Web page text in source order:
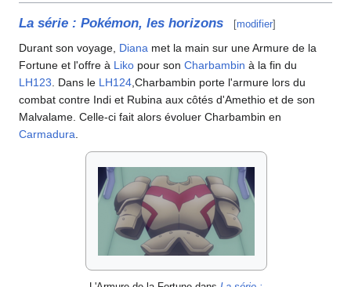
La série : Pokémon, les horizons [modifier]
Durant son voyage, Diana met la main sur une Armure de la
Fortune et l'offre à Liko pour son Charbambin à la fin du
LH123 . Dans le LH124 ,Charbambin porte l'armure lors du
combat contre Indi et Rubina aux côtés d'Amethio et de son
Malvalame. Celle-ci fait alors évoluer Charbambin en
Carmadura